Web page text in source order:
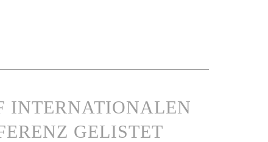
INTERNATIONALEN
GELISTET